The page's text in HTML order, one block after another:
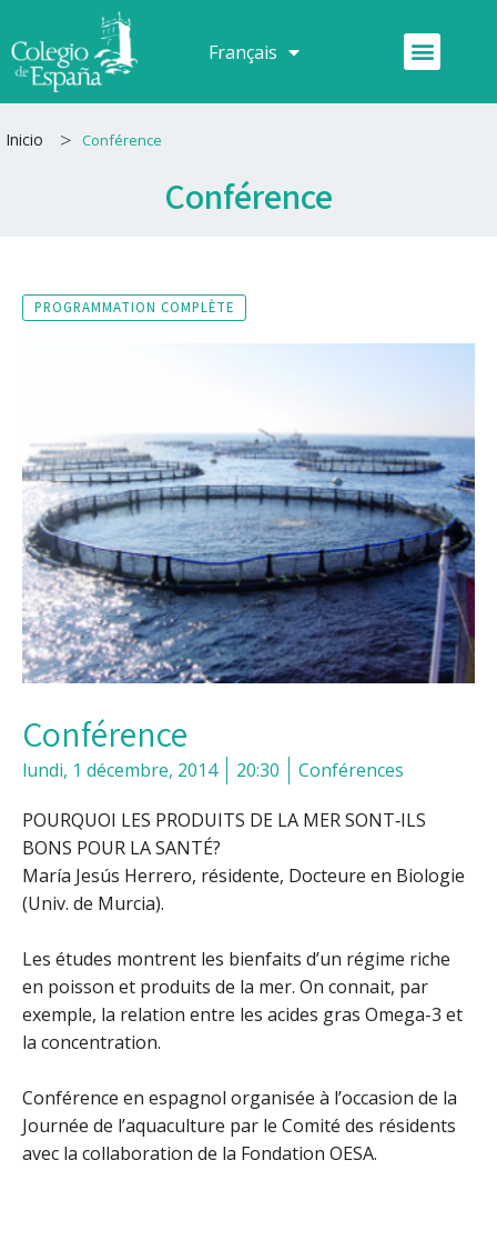
au
contenu
Français
Español Menu
Inicio > Conférence
Conférence
PROGRAMMATION COMPLÈTE
Conférence
lundi, 1 décembre, 2014 20:30 Conférences
POURQUOI LES PRODUITS DE LA MER SONT‐ILS
BONS POUR LA SANTÉ?
María Jesús Herrero, résidente, Docteure en Biologie
(Univ. de Murcia).
Les études montrent les bienfaits d’un régime riche
en poisson et produits de la mer. On connait, par
exemple, la relation entre les acides gras Omega-3 et
la concentration.
Conférence en espagnol organisée à l’occasion de la
Journée de l’aquaculture par le Comité des résidents
avec la collaboration de la Fondation OESA.